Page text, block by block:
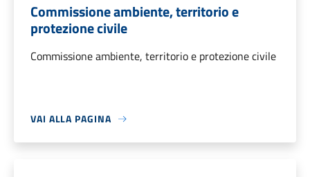
Commissione ambiente, territorio e
protezione civile
Commissione ambiente, territorio e protezione civile
VAI ALLA PAGINA